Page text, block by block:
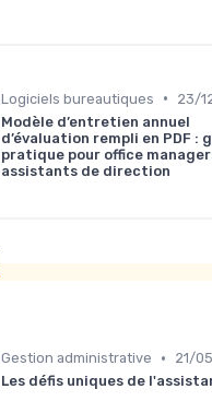
Logiciels bureautiques •
23/
Modèle d’entretien annuel
d’évaluation rempli en PDF :
pratique pour office
assistants de direction
Gestion administrative •
21/
Les défis uniques de